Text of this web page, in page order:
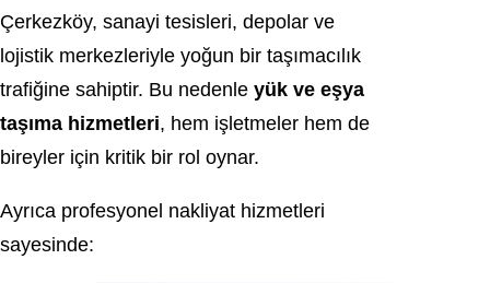
Çerkezköy, sanayi tesisleri, depolar ve
lojistik merkezleriyle yoğun bir taşımacılık
trafiğine sahiptir. Bu nedenle yük ve eşya
taşıma hizmetleri, hem işletmeler hem de
bireyler için kritik bir rol oynar.
Ayrıca profesyonel nakliyat hizmetleri
sayesinde: